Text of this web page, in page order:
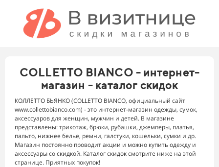
COLLETTO BIANCO - интернет-
магазин - каталог скидок
КОЛЛЕТТО БЬЯНКО (COLLETTO BIANCO, официальный сайт
www.collettobianco.com) - это интернет-магазин одежды, сумок,
аксессуаров для женщин, мужчин и детей. В магазине
представлены: трикотаж, брюки, рубашки, джемперы, платья,
пальто, нижнее бельё, ремни, галстуки, кошельки, сумки и др.
Магазин постоянно проводит акции и можно купить одежду и
аксессуары со скидкой. Каталог скидок смотрите ниже на этой
странице. Приятных покупок!